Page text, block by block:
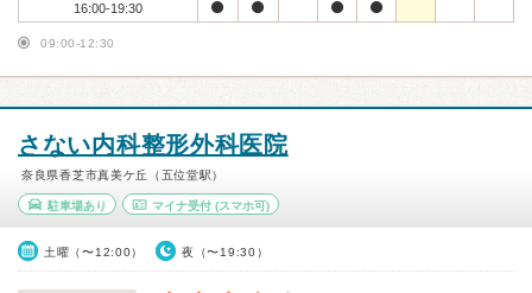
16:00-19:30
09:00-12:30
さない内科整形外科医院
奈良県香芝市真美ケ丘（五位堂駅）
駐車場あり マイナ受付(スマホ可)
土曜（〜12:00） 夜（〜19:30）